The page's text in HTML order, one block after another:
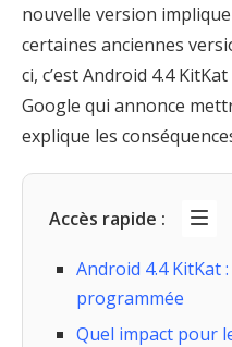
nouvelle version
certaines anciennes
ci, c’est Android 4.4
Google qui annonce
explique les
Accès rapide :
Android 4.4 KitKat
programmée
Quel impact pour